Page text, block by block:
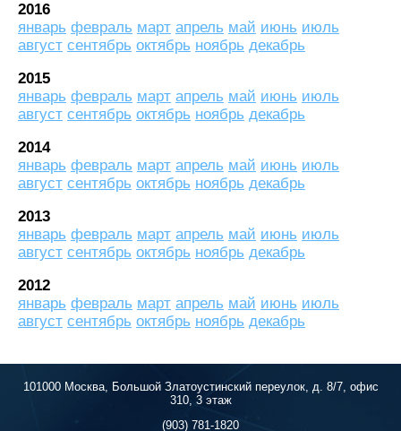
2016
январь февраль март апрель май июнь июль
август сентябрь октябрь ноябрь декабрь
2015
январь февраль март апрель май июнь июль
август сентябрь октябрь ноябрь декабрь
2014
январь февраль март апрель май июнь июль
август сентябрь октябрь ноябрь декабрь
2013
январь февраль март апрель май июнь июль
август сентябрь октябрь ноябрь декабрь
2012
январь февраль март апрель май июнь июль
август сентябрь октябрь ноябрь декабрь
101000 Москва, Большой Златоустинский переулок, д. 8/7, офис
310, 3 этаж
(903) 781-1820